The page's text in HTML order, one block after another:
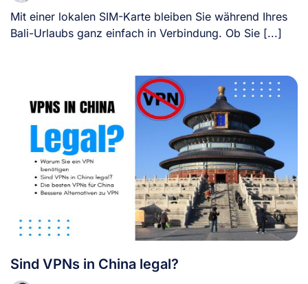
Mit einer lokalen SIM-Karte bleiben Sie während Ihres
Bali-Urlaubs ganz einfach in Verbindung. Ob Sie [...]
Sind VPNs in China legal?